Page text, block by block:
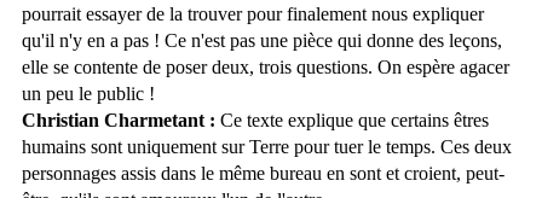
pourrait essayer de la trouver pour finalement nous expliquer
qu'il n'y en a pas ! Ce n'est pas une pièce qui donne des leçons,
elle se contente de poser deux, trois questions. On espère agacer
un peu le public !
Christian Charmetant : Ce texte explique que certains êtres
humains sont uniquement sur Terre pour tuer le temps. Ces deux
personnages assis dans le même bureau en sont et croient, peut-